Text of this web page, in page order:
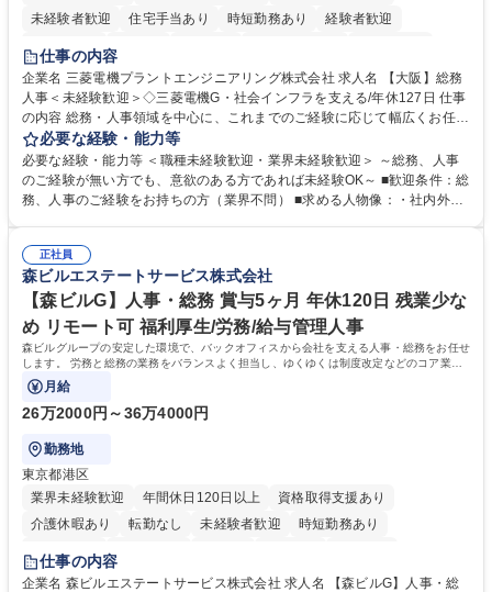
未経験者歓迎
住宅手当あり 時短勤務あり
経験者歓迎
退職金あり
駅近5分以内
土日祝休み 服装自由 寮・社宅あり 食事補助あり
仕事の内容
企業名 三菱電機プラントエンジニアリング株式会社 求人名 【大阪】総務
人事＜未経験歓迎＞◇三菱電機G・社会インフラを支える/年休127日 仕事
の内容 総務・人事領域を中心に、これまでのご経験に応じて幅広くお任せ
します。 ＜具体的には＞ ・総務/人事労務（給与・社保・勤怠管理など）
・採用・教育研修 ・福利厚生運用 など ※基本的には事務所勤務ですが、
採用や教育等の業務内容により、関西圏以外への日帰り・宿泊を伴う国内
出張もございます。 ※担当業務を持ちつつ、お互いに助け合いながら、総
必要な経験・能力等
必要な経験・能力等 ＜職種未経験歓迎・業界未経験歓迎＞ ～総務、人事
のご経験が無い方でも、意欲のある方であれば未経験OK～ ■歓迎条件：総
務、人事のご経験をお持ちの方（業界不問） ■求める人物像：・社内外の
正社員
森ビルエステートサービス株式会社
【森ビルG】人事・総務 賞与5ヶ月 年休120日 残業少な
め リモート可 福利厚生/労務/給与管理人事
森ビルグループの安定した環境で、バックオフィスから会社を支える人事・総務をお任せ
します。 労務と総務の業務をバランスよく担当し、ゆくゆくは制度改定などのコア業務
にも挑戦できる、やりがいある環境です。
月給
26万2000円～36万4000円
勤務地
東京都港区
業界未経験歓迎
年間休日120日以上
資格取得支援あり
介護休暇あり
転勤なし 未経験者歓迎
時短勤務あり
経験者歓迎
完全週休2日制
交通費支給 長期歓迎 駅近5分以内 土日祝休み
仕事の内容
企業名 森ビルエステートサービス株式会社 求人名 【森ビルG】人事・総